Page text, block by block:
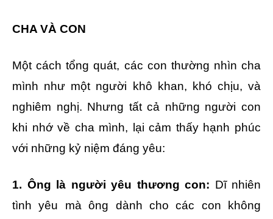
CHA VÀ CON
Một cách tổng quát, các con thường nhìn cha
mình như một người khô khan, khó chịu, và
nghiêm nghị. Nhưng tất cả những người con
khi nhớ về cha mình, lại cảm thấy hạnh phúc
với những kỷ niệm đáng yêu:
1. Ông là người yêu thương con: Dĩ nhiên
tình yêu mà ông dành cho các con không